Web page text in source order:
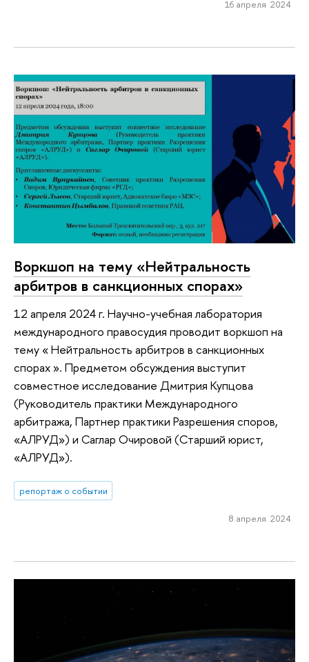
16 апреля 2024
Воркшоп на тему «Нейтральность
арбитров в санкционных спорах»
12 апреля 2024 г. Научно-учебная лаборатория
международного правосудия проводит воркшоп на
тему « Нейтральность арбитров в санкционных
спорах ». Предметом обсуждения выступит
совместное исследование Дмитрия Купцова
(Руководитель практики Международного
арбитража, Партнер практики Разрешения споров,
«АЛРУД») и Саглар Очировой (Старший юрист,
«АЛРУД»).
репортаж о событии
8 апреля 2024